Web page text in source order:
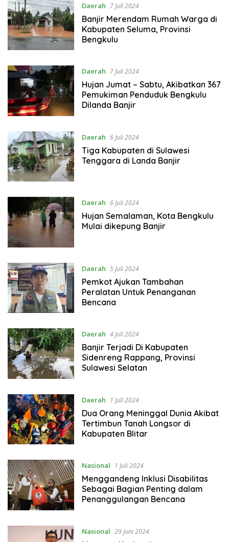
Daerah 7 Juli 2024
Banjir Merendam Rumah Warga di
Kabupaten Seluma, Provinsi
Bengkulu
Daerah 7 Juli 2024
Hujan Jumat – Sabtu, Akibatkan 367
Pemukiman Penduduk Bengkulu
Dilanda Banjir
Daerah 6 Juli 2024
Tiga Kabupaten di Sulawesi
Tenggara di Landa Banjir
Daerah 6 Juli 2024
Hujan Semalaman, Kota Bengkulu
Mulai dikepung Banjir
Daerah 5 Juli 2024
Pemkot Ajukan Tambahan
Peralatan Untuk Penanganan
Bencana
Daerah 4 Juli 2024
Banjir Terjadi Di Kabupaten
Sidenreng Rappang, Provinsi
Sulawesi Selatan
Daerah 1 Juli 2024
Dua Orang Meninggal Dunia Akibat
Tertimbun Tanah Longsor di
Kabupaten Blitar
Nasional 1 Juli 2024
Menggandeng Inklusi Disabilitas
Sebagai Bagian Penting dalam
Penanggulangan Bencana
Nasional 29 Juni 2024